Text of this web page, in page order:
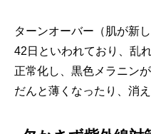
ターンオーバー（肌が新
42日といわれており、乱
正常化し、黒色メラニン
だんと薄くなったり、消